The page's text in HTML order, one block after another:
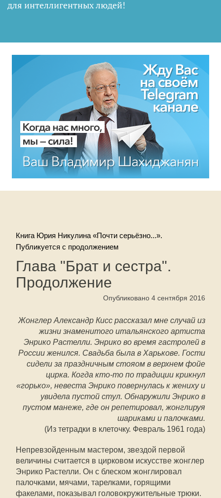
для интеллигентных людей!
Книга Юрия Никулина «Почти серьёзно...».
Публикуется с продолжением
Глава "Брат и сестра".
Продолжение
Опубликовано 4 сентября 2016
Жонглер Александр Кисс рассказал мне случай из
жизни знаменитого итальянского артиста
Энрико Растелли. Энрико во время гастролей в
России женился. Свадьба была в Харькове. Гости
сидели за праздничным стояом в верхнем фойе
цирка. Когда кто-то по традиции крикнул
«горько», невеста Энрико повернулась к жениху и
увидела пустой стул. Обнаружили Энрико в
пустом манеже, где он репетировал, жонглируя
шариками и палочками.
(Из тетрадки в клеточку. Февраль 1961 года)
Непревзойденным мастером, звездой первой
величины считается в цирковом искусстве жонглер
Энрико Растелли. Он с блеском жонглировал
палочками, мячами, тарелками, горящими
факелами, показывал головокружительные трюки.